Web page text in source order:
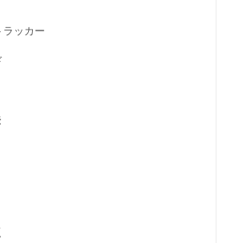
ラッカー